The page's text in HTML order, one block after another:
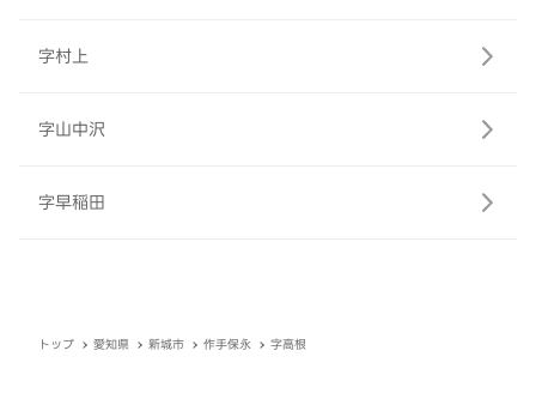
字村上
字山中沢
字早稲田
トップ 愛知県 新城市 作手保永 字高根